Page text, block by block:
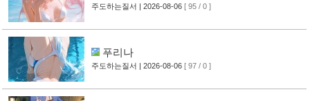
주도하는질서 | 2026-08-06 [ 95 / 0 ]
푸리나
주도하는질서 | 2026-08-06 [ 97 / 0 ]